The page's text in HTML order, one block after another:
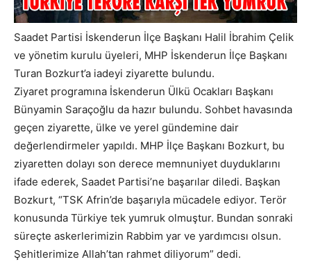
Saadet Partisi İskenderun İlçe Başkanı Halil İbrahim Çelik
ve yönetim kurulu üyeleri, MHP İskenderun İlçe Başkanı
Turan Bozkurt’a iadeyi ziyarette bulundu.
Ziyaret programına İskenderun Ülkü Ocakları Başkanı
Bünyamin Saraçoğlu da hazır bulundu. Sohbet havasında
geçen ziyarette, ülke ve yerel gündemine dair
değerlendirmeler yapıldı. MHP İlçe Başkanı Bozkurt, bu
ziyaretten dolayı son derece memnuniyet duyduklarını
ifade ederek, Saadet Partisi’ne başarılar diledi. Başkan
Bozkurt, “TSK Afrin’de başarıyla mücadele ediyor. Terör
konusunda Türkiye tek yumruk olmuştur. Bundan sonraki
süreçte askerlerimizin Rabbim yar ve yardımcısı olsun.
Şehitlerimize Allah’tan rahmet diliyorum” dedi.